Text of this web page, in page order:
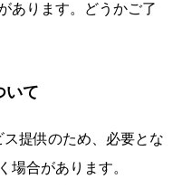
あります。どうかご了
いて
提供のため、必要とな
場合があります。